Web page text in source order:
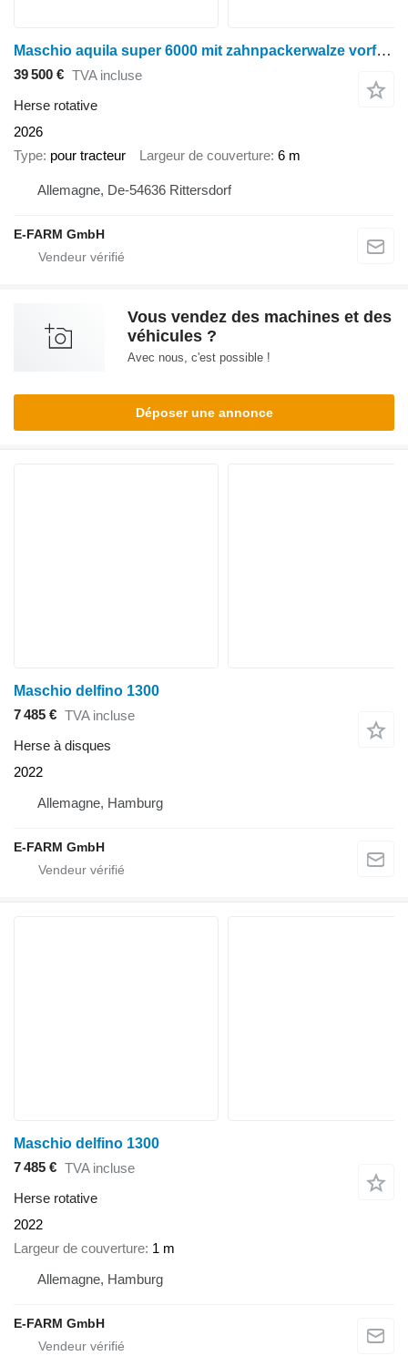
Maschio aquila super 6000 mit zahnpackerwalze vorführmaschine
39 500 € TVA incluse
Herse rotative
2026
Type pour tracteur Largeur de couverture 6 m
Allemagne, De-54636 Rittersdorf
E-FARM GmbH
Vous vendez des machines et des
véhicules ?
Avec nous, c'est possible !
Déposer une annonce
Maschio delfino 1300
7 485 € TVA incluse
Herse à disques
2022
Allemagne, Hamburg
E-FARM GmbH
Maschio delfino 1300
7 485 € TVA incluse
Herse rotative
2022
Largeur de couverture 1 m
Allemagne, Hamburg
E-FARM GmbH